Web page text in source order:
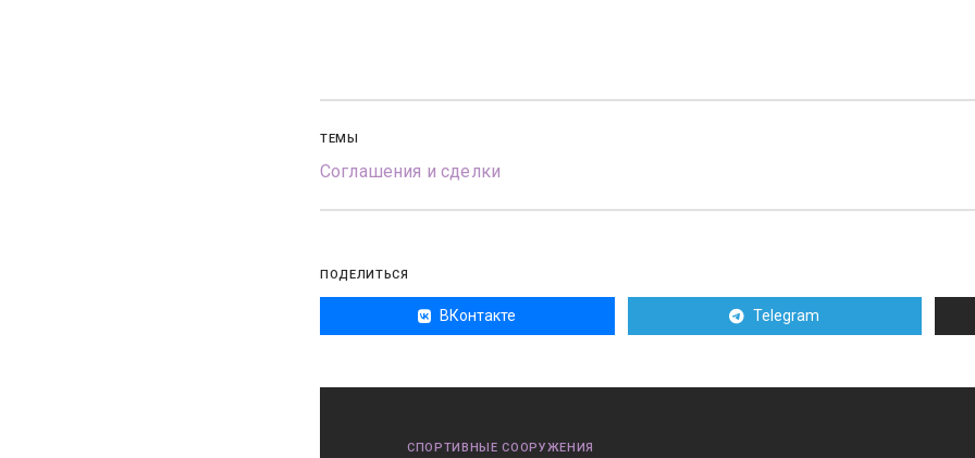
ТЕМЫ
Соглашения и сделки
ПОДЕЛИТЬСЯ
ВКонтакте Telegram
СПОРТИВНЫЕ СООРУЖЕНИЯ